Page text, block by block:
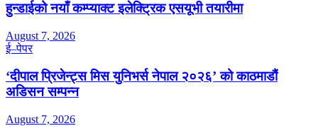
हुन्डाईको नयाँ कम्प्याक्ट इलेक्ट्रिक एसयूभी तयारीमा
August 7, 2026
ई–पेपर
‘दीपाल प्रिजेन्ट्स मिस युनिभर्स नेपाल २०२६’ को काठमाडौं
अडिसन सम्पन्न
August 7, 2026